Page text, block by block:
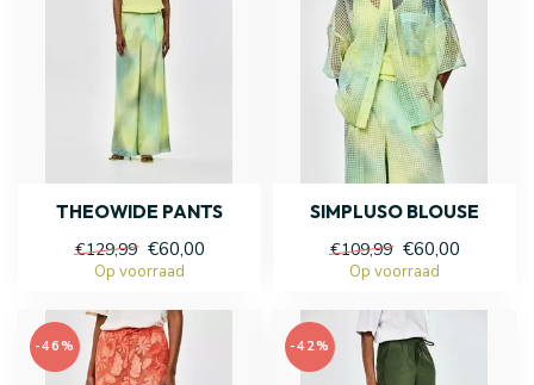
THEOWIDE PANTS
€129,99 €60,00
Op voorraad
SIMPLUSO BLOUSE
€109,99 €60,00
Op voorraad
-46% -42%